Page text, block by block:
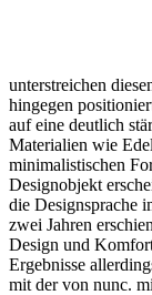
unterstreichen
hingegen
auf eine deutlich
Materialien wie
minimalistischen
Designobjekt
die Designsprache
zwei Jahren
Design und
Ergebnisse
mit der von nunc.